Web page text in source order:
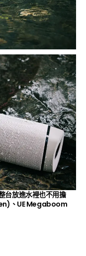
台放進水裡也不用擔
、UE Megaboom